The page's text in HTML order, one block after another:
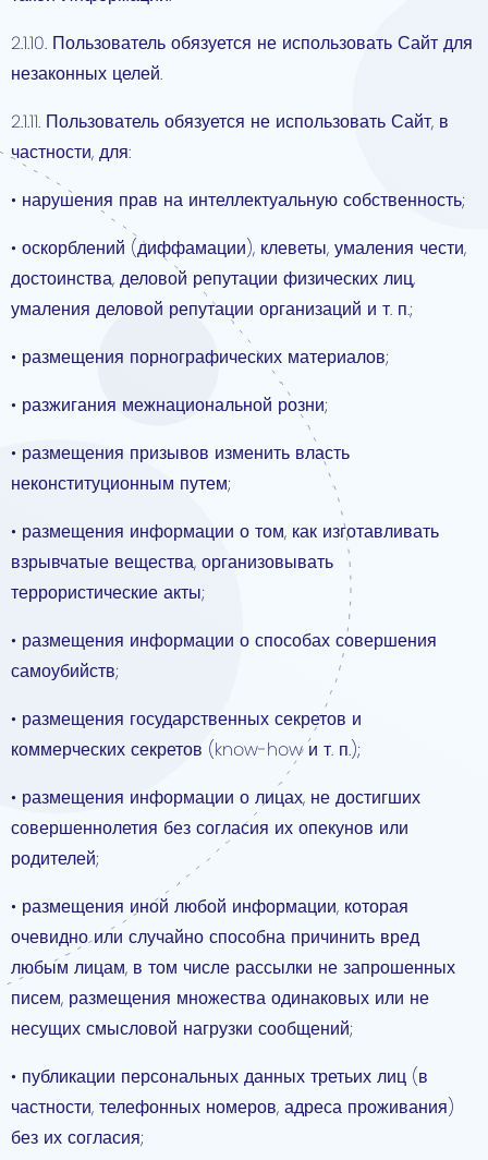
2.1.10. Пользователь обязуется не использовать Сайт для
незаконных целей.
2.1.11. Пользователь обязуется не использовать Сайт, в
частности, для:
• нарушения прав на интеллектуальную собственность;
• оскорблений (диффамации), клеветы, умаления чести,
достоинства, деловой репутации физических лиц,
умаления деловой репутации организаций и т. п.;
• размещения порнографических материалов;
• разжигания межнациональной розни;
• размещения призывов изменить власть
неконституционным путем;
• размещения информации о том, как изготавливать
взрывчатые вещества, организовывать
террористические акты;
• размещения информации о способах совершения
самоубийств;
• размещения государственных секретов и
коммерческих секретов (know-how и т. п.);
• размещения информации о лицах, не достигших
совершеннолетия без согласия их опекунов или
родителей;
• размещения иной любой информации, которая
очевидно или случайно способна причинить вред
любым лицам, в том числе рассылки не запрошенных
писем, размещения множества одинаковых или не
несущих смысловой нагрузки сообщений;
• публикации персональных данных третьих лиц (в
частности, телефонных номеров, адреса проживания)
без их согласия;